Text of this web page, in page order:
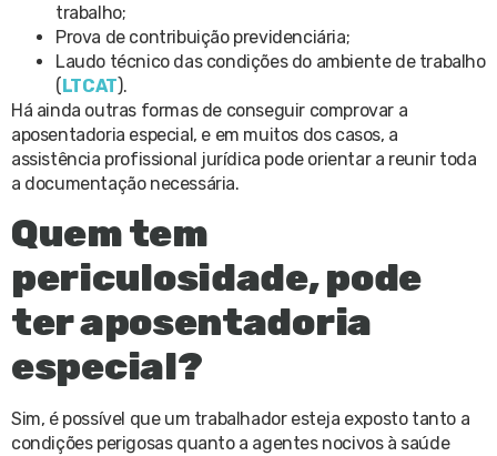
trabalho;
Prova de contribuição previdenciária;
Laudo técnico das condições do ambiente de trabalho
(LTCAT).
Há ainda outras formas de conseguir comprovar a
aposentadoria especial, e em muitos dos casos, a
assistência profissional jurídica pode orientar a reunir toda
a documentação necessária.
Quem tem
periculosidade, pode
ter aposentadoria
especial?
Sim, é possível que um trabalhador esteja exposto tanto a
condições perigosas quanto a agentes nocivos à saúde